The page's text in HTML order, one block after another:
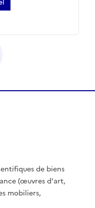
de biens
(œuvres d'art,
mobiliers,